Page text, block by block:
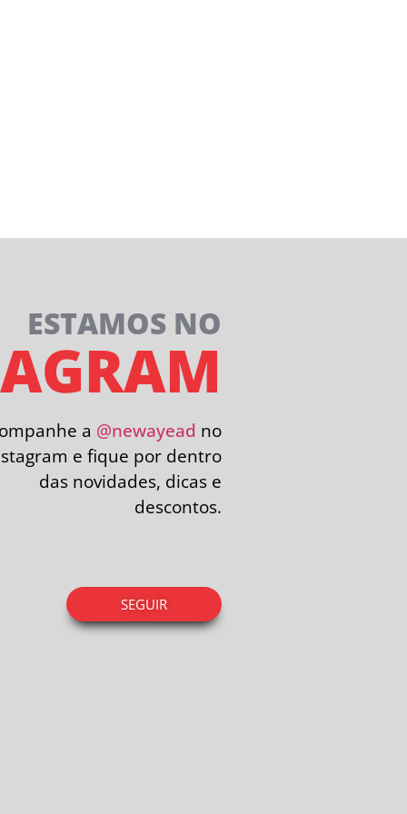
ESTAMOS NO
a @newayead no
e fique por dentro
das novidades, dicas e
descontos.
SEGUIR